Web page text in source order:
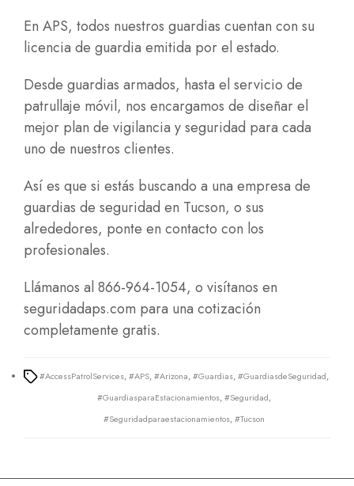
En APS, todos nuestros guardias cuentan con su
licencia de guardia emitida por el estado.
Desde guardias armados, hasta el servicio de
patrullaje móvil, nos encargamos de diseñar el
mejor plan de vigilancia y seguridad para cada
uno de nuestros clientes.
Así es que si estás buscando a una empresa de
guardias de seguridad en Tucson, o sus
alrededores, ponte en contacto con los
profesionales.
Llámanos al 866-964-1054, o visítanos en
seguridadaps.com para una cotización
completamente gratis.
Tags
#AccessPatrolServices,#APS,#Arizona,#Guardias,#GuardiasdeSeguridad,
#GuardiasparaEstacionamientos,#Seguridad,
#Seguridadparaestacionamientos,#Tucson